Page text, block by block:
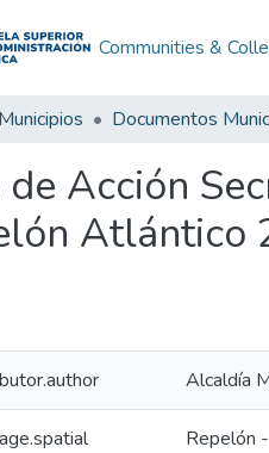
Communities &
Municipios Documentos
de Acción
Atlántico
Alcaldía
Repelón